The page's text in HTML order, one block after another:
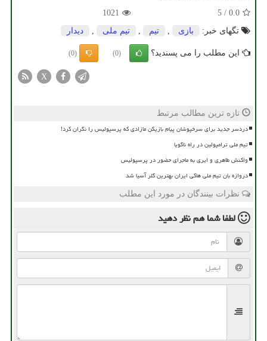
0.0
/
5
1021
تگهای خبر:
بازی تیم تیم ملی دیدار
این مطلب را می پسندید؟ (0)
(0)
X
تازه ترین مطالب مرتبط
دردسر جدید برای سرخپوشان پیام بازیکن مازادی که پرسپولیس را نگران کرد!
تیم ملی ترامپولین در راه ناگویا
واکنش طاهری و ایری به ماجرای حضور در پرسپولیس
دروازه بان تیم ملی هاکی ایران بهترین گلر آسیا شد
نظرات بینندگان در مورد این مطلب
لطفا شما همنظر دهید